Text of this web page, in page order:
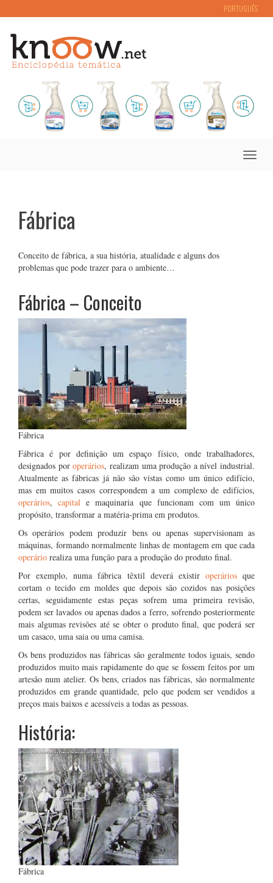
PORTUGUÊS
Toggle
Fábrica
Conceito de fábrica, a sua história, atualidade e alguns dos
problemas que pode trazer para o ambiente…
Fábrica – Conceito
Fábrica
Fábrica é por definição um espaço físico, onde trabalhadores,
designados poroperários, realizam uma produção a nível industrial.
Atualmente as fábricas já não são vistas como um único edifício,
mas em muitos casos correspondem a um complexo de edifícios,
operários,capital e maquinaria que funcionam com um único
propósito, transformar a matéria-prima em produtos.
Os operários podem produzir bens ou apenas supervisionam as
máquinas, formando normalmente linhas de montagem em que cada
operário realiza uma função para a produção do produto final.
Por exemplo, numa fábrica têxtil deverá existir operáriosque
cortam o tecido em moldes que depois são cozidos nas posições
certas, seguidamente estas peças sofrem uma primeira revisão,
podem ser lavados ou apenas dados a ferro, sofrendo posteriormente
mais algumas revisões até se obter o produto final, que poderá ser
um casaco, uma saia ou uma camisa.
Os bens produzidos nas fábricas são geralmente todos iguais, sendo
produzidos muito mais rapidamente do que se fossem feitos por um
artesão num atelier. Os bens, criados nas fábricas, são normalmente
produzidos em grande quantidade, pelo que podem ser vendidos a
preços mais baixos e acessíveis a todas as pessoas.
História:
Fábrica